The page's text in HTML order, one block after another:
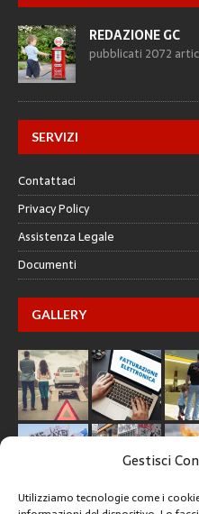
Gestisci
Utilizziamo tecnologie come i
REDAZIONE GC
pubblicati 2072
SERVIZI
Contattaci
Privacy Policy
Assistenza Legale
Documenti
GALLERY